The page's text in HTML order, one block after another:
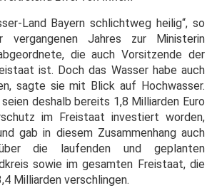
Land Bayern schlichtweg heilig“, so
vergangenen Jahres zur Ministerin
die auch Vorsitzende der
ist. Doch das Wasser habe auch
sagte sie mit Blick auf Hochwasser.
deshalb bereits 1,8 Milliarden Euro
im Freistaat investiert worden,
gab in diesem Zusammenhang auch
die laufenden und geplanten
sowie im gesamten Freistaat, die
Milliarden verschlingen.